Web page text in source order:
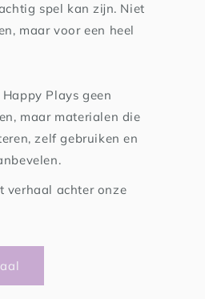
spel kan zijn. Niet
maar voor een heel
Plays geen
maar materialen die
zelf gebruiken en
verhaal achter onze